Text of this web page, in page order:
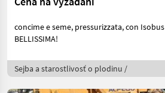
concime e seme, pressurizzata, con Isobus -anno: 2023,
BELLISSIMA!
Sejba a starostlivosť o plodinu /